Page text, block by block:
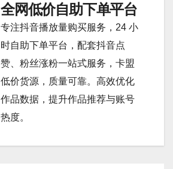
全网低价自助下单平台
专注抖音播放量购买服务，24 小
时自助下单平台，配套抖音点
赞、粉丝涨粉一站式服务，卡盟
低价货源，质量可靠。高效优化
作品数据，提升作品推荐与账号
热度。